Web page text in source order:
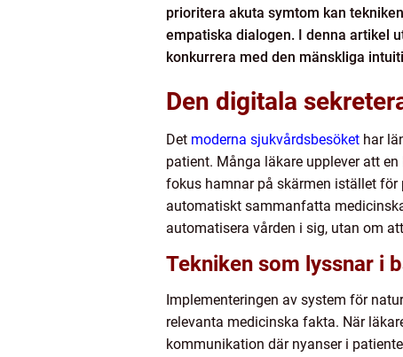
prioritera akuta symtom kan
empatiska dialogen. I denna artikel
konkurrera med den mänskliga
Den digitala
Det moderna sjukvårdsbesöket har
patient. Många läkare upplever att
fokus hamnar på skärmen istället
automatiskt sammanfatta
automatisera vården i sig, utan om
Tekniken som lyssnar i
Implementeringen av system för
relevanta medicinska fakta. När
kommunikation där nyanser i